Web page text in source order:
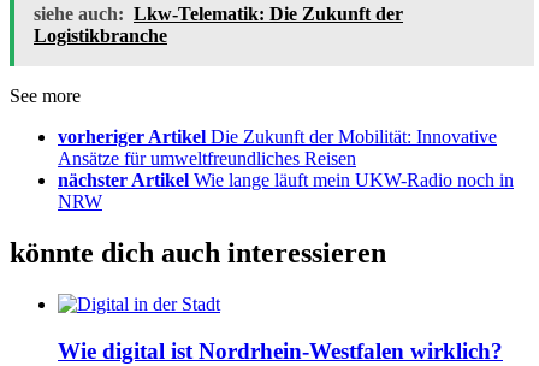
siehe auch: Lkw-Telematik: Die Zukunft der
Logistikbranche
See more
vorheriger Artikel Die Zukunft der Mobilität: Innovative
Ansätze für umweltfreundliches Reisen
nächster Artikel Wie lange läuft mein UKW-Radio noch in
NRW
könnte dich auch interessieren
Wie digital ist Nordrhein-Westfalen wirklich?